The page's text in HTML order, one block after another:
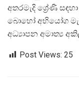
අතරමැදි ශ්‍රේණි
බොහෝ අභියෝග
අධ්‍යාපන අමාත්‍ය
Post Views: 25